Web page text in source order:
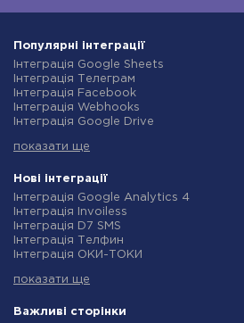
Популярні інтеграції
Інтеграція Google Sheets
Інтеграція Телеграм
Інтеграція Facebook
Інтеграція Webhooks
Інтеграція Google Drive
Інтеграція Gmail
Інтеграція Rozetka
Інтеграція OpenAI (ChatGPT)
Інтеграція Binotel
Інтеграція Prom
Інтеграція Приват24
Інтеграція OLX
Інтеграція SendPulse
Інтеграція Stream Telecom
показати ще
Нові інтеграції
Інтеграція Google Analytics 4
Інтеграція Invoiless
Інтеграція D7 SMS
Інтеграція Телфин
Інтеграція ОКИ-ТОКИ
Інтеграція Microsoft Dynamics 365
Інтеграція TxtSync
показати ще
Важливі сторінки